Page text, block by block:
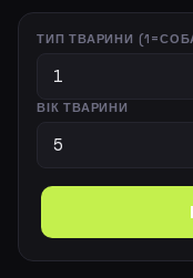
ТИП ТВАРИНИ
ВІК ТВАРИНИ